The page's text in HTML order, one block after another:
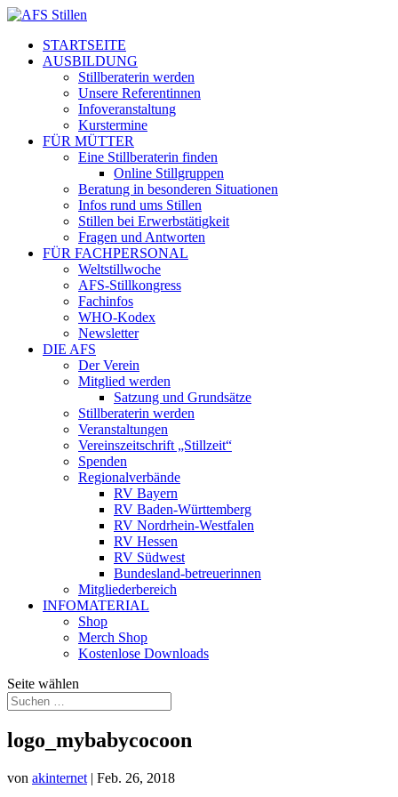
STARTSEITE
AUSBILDUNG
Stillberaterin werden
Unsere Referentinnen
Infoveranstaltung
Kurstermine
FÜR MÜTTER
Eine Stillberaterin finden
Online Stillgruppen
Beratung in besonderen Situationen
Infos rund ums Stillen
Stillen bei Erwerbstätigkeit
Fragen und Antworten
FÜR FACHPERSONAL
Weltstillwoche
AFS-Stillkongress
Fachinfos
WHO-Kodex
Newsletter
DIE AFS
Der Verein
Mitglied werden
Satzung und Grundsätze
Stillberaterin werden
Veranstaltungen
Vereinszeitschrift „Stillzeit“
Spenden
Regionalverbände
RV Bayern
RV Baden-Württemberg
RV Nordrhein-Westfalen
RV Hessen
RV Südwest
Bundesland-betreuerinnen
Mitgliederbereich
INFOMATERIAL
Shop
Merch Shop
Kostenlose Downloads
Seite wählen
logo_mybabycocoon
von akinternet | Feb. 26, 2018